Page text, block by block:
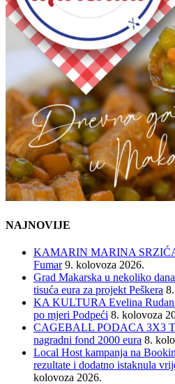
NAJNOVIJE
KAMARIN MARINA SRZIĆA
Fumar 9. kolovoza 2026.
Grad Makarska u nekoliko
tisuća eura za projekt Peškera
KA KULTURA Evelina Rudan
po mjeri Podpeći 8. kolovoza
CAGEBALL PODACA 3X3
nagradni fond 2000 eura 8.
Local Host kampanja na
rezultate i dodatno istaknula
kolovoza 2026.